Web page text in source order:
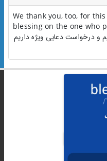
We thank you, too, for
blessing on the one who
و درخواست دعایی ویژه داریم